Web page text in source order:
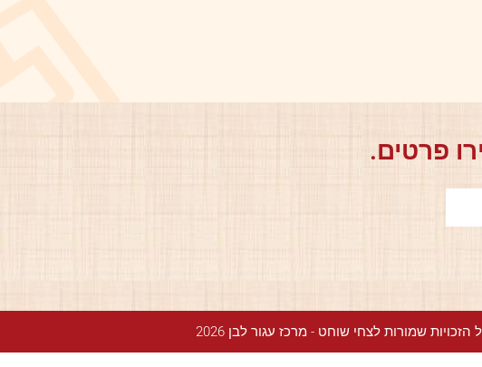
פרטים.
שמורות לצחי שוחט - מרכז עגור לבן 2026